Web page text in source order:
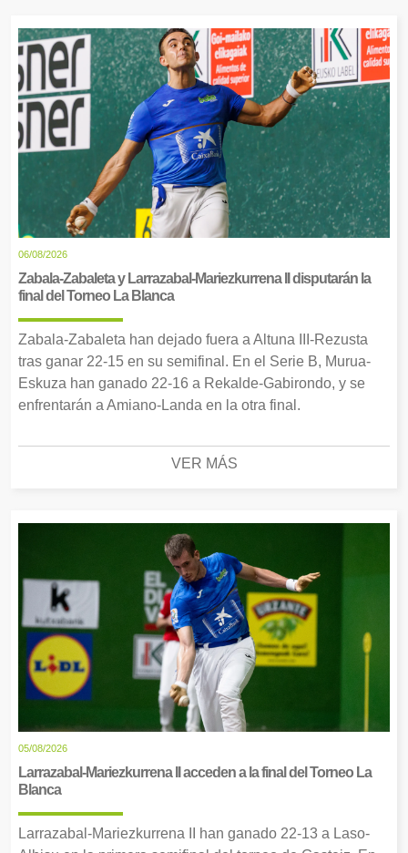
06/08/2026
Zabala-Zabaleta y Larrazabal-Mariezkurrena II disputarán la
final del Torneo La Blanca
Zabala-Zabaleta han dejado fuera a Altuna III-Rezusta
tras ganar 22-15 en su semifinal. En el Serie B, Murua-
Eskuza han ganado 22-16 a Rekalde-Gabirondo, y se
enfrentarán a Amiano-Landa en la otra final.
VER MÁS
05/08/2026
Larrazabal-Mariezkurrena II acceden a la final del Torneo La
Blanca
Larrazabal-Mariezkurrena II han ganado 22-13 a Laso-